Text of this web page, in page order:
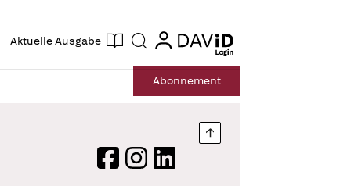
Aktuelle Ausgabe Suche login
login
Abonnement
Nach oben springen
FacebookInstagram
LinkedIn